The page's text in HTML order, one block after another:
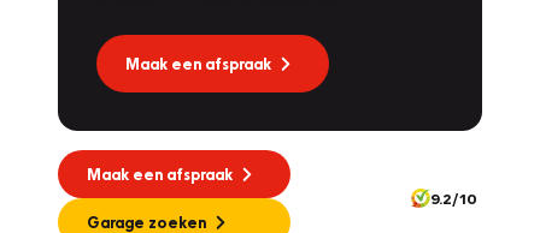
Maak een afspraak
Maak een afspraak
Garage zoeken
9.2/10